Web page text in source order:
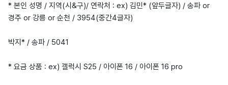
* 본인 성명 / 지역(시&구)/ 연락처 : ex) 김민* (앞두글자) / 송파 or
경주 or 강릉 or 순천 / 3954(중간4글자)
박지* / 송파 / 5041
* 요금 상품 : ex) 갤럭시 S25 / 아이폰 16 / 아이폰 16 pro